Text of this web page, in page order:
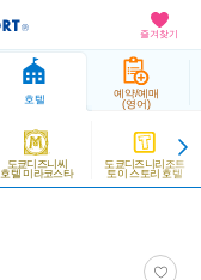
즐겨찾기
호텔
예약/예매
(영어)
도쿄디즈니씨
호텔 미라코스타
도쿄디즈니리조트
토이 스토리 호텔